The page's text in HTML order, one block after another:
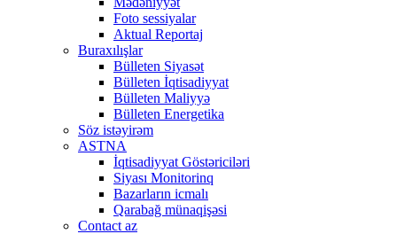
Foto sessiyalar
Aktual Reportaj
Buraxılışlar
Bülleten Siyasət
Bülleten İqtisadiyyat
Bülleten Maliyyə
Bülleten Energetika
Söz istəyirəm
ASTNA
İqtisadiyyat Göstəriciləri
Siyası Monitorinq
Bazarların icmalı
Qarabağ münaqişəsi
Contact az